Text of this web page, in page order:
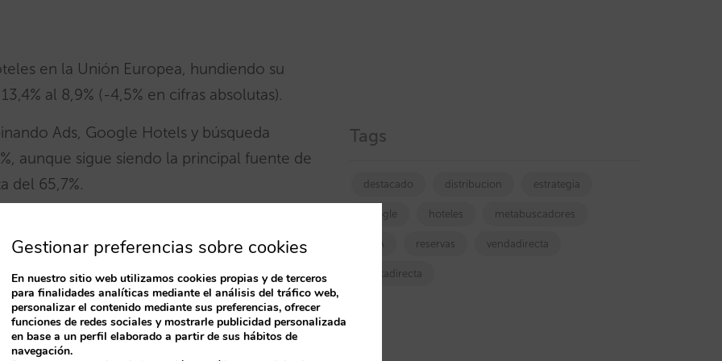
en la Unión Europea, hundiendo su
al 8,9% (-4,5% en cifras absolutas).
Ads, Google Hotels y búsqueda
aunque sigue siendo la principal fuente de
del 65,7%.
han conseguido recuperar el 82% de esas
de Google, más concretamente el
(sobre todo Google Ads) y el 2,0% de la
Tags
destacado distribucion estrategia
google hoteles metabuscadores
OTA reservas vendadirecta
ventadirecta
Gestionar preferencias sobre cookies
En nuestro sitio web utilizamos cookies propias y de terceros
para finalidades analíticas mediante el análisis del tráfico web,
personalizar el contenido mediante sus preferencias, ofrecer
funciones de redes sociales y mostrarle publicidad personalizada
en base a un perfil elaborado a partir de sus hábitos de
navegación.